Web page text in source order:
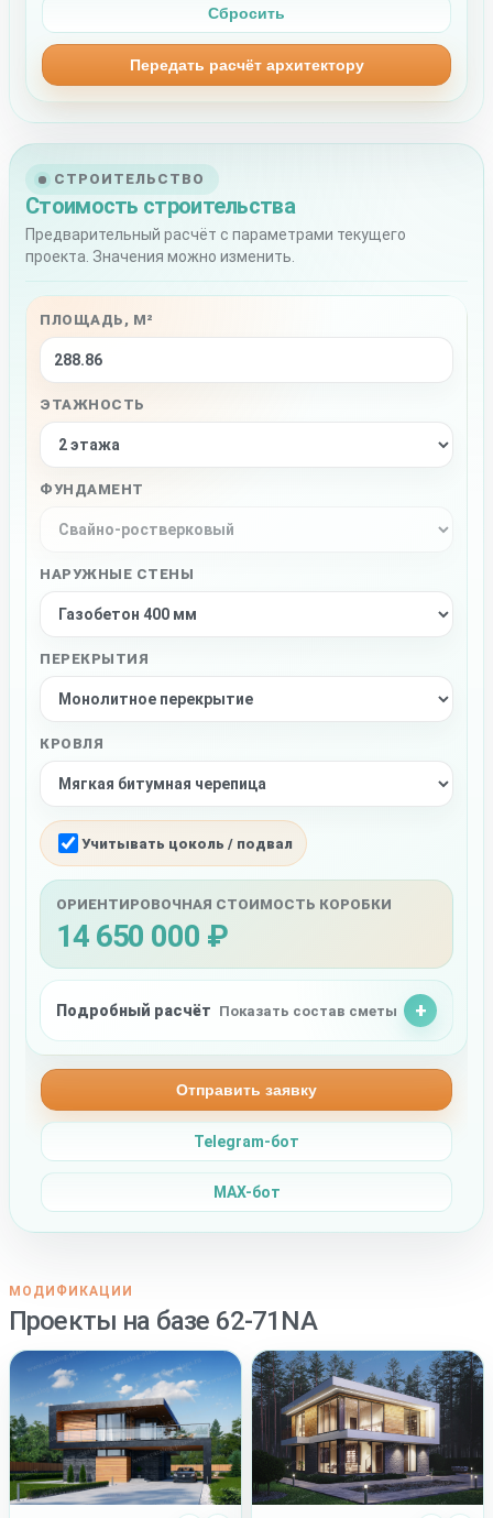
СТРОИТЕЛЬСТВО
Стоимость строительства
Предварительный расчёт с параметрами текущего
проекта. Значения можно изменить.
ПЛОЩАДЬ, М²
ЭТАЖНОСТЬ
ФУНДАМЕНТ
НАРУЖНЫЕ СТЕНЫ
ПЕРЕКРЫТИЯ
КРОВЛЯ
Учитывать цоколь / подвал
ОРИЕНТИРОВОЧНАЯ СТОИМОСТЬ КОРОБКИ
14 650 000 ₽
Подробный расчёт Показать состав сметы
Отправить заявку
Telegram-бот
MAX-бот
Сбросить
Передать расчёт архитектору
МОДИФИКАЦИИ
Проекты на базе 62-71NA